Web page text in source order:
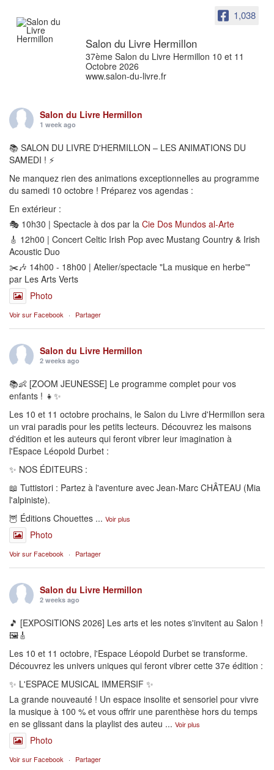
1,038
Salon du Livre Hermillon
37ème Salon du Livre Hermillon 10 et 11
Octobre 2026
www.salon-du-livre.fr
Salon du Livre Hermillon
1 week ago
📚 SALON DU LIVRE D'HERMILLON – LES ANIMATIONS DU
SAMEDI ! ⚡
Ne manquez rien des animations exceptionnelles au programme
du samedi 10 octobre ! Préparez vos agendas :
En extérieur :
🎭 10h30 | Spectacle à dos par la Cie Dos Mundos al-Arte
🎸 12h00 | Concert Celtic Irish Pop avec Mustang Country & Irish
Acoustic Duo
✂️🎶 14h00 - 18h00 | Atelier/spectacle "La musique en herbe'"
par Les Arts Verts
Photo
Voir sur Facebook · Partager
Salon du Livre Hermillon
2 weeks ago
📚👶 [ZOOM JEUNESSE] Le programme complet pour vos
enfants ! 👧✨
Les 10 et 11 octobre prochains, le Salon du Livre d'Hermillon sera
un vrai paradis pour les petits lecteurs. Découvrez les maisons
d'édition et les auteurs qui feront vibrer leur imagination à
l'Espace Léopold Durbet :
✨ NOS ÉDITEURS :
📖 Tuttistori : Partez à l'aventure avec Jean-Marc CHÂTEAU (Mia
l'alpiniste).
🦉 Éditions Chouettes ... Voir plus
Photo
Voir sur Facebook · Partager
Salon du Livre Hermillon
2 weeks ago
🎵 [EXPOSITIONS 2026] Les arts et les notes s'invitent au Salon !
🖼️🎸
Les 10 et 11 octobre, l'Espace Léopold Durbet se transforme.
Découvrez les univers uniques qui feront vibrer cette 37e édition :
✨ L'ESPACE MUSICAL IMMERSIF ✨
La grande nouveauté ! Un espace insolite et sensoriel pour vivre
la musique à 100 % et vous offrir une parenthèse hors du temps
en se glissant dans la playlist des auteu ... Voir plus
Photo
Voir sur Facebook · Partager